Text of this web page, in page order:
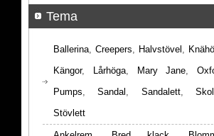
Tema
Ballerina, Creepers, Halvstövel ,
Kängor, Lårhöga, Mary Jane,
Pumps,Sandal , Sandalett,
Stövlett